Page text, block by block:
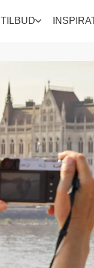
TILBUD